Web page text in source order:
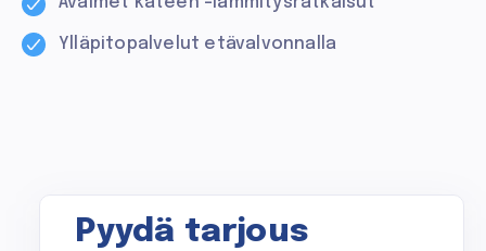
Ylläpitopalvelut etävalvonnalla
Pyydä tarjous